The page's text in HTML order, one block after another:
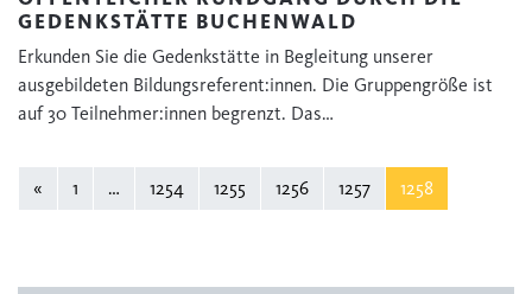
GEDENKSTÄTTE BUCHENWALD
Erkunden Sie die Gedenkstätte in Begleitung unserer
ausgebildeten Bildungsreferent:innen. Die Gruppengröße ist
auf 30 Teilnehmer:innen begrenzt. Das…
« 1 … 1254 1255 1256 1257 1258